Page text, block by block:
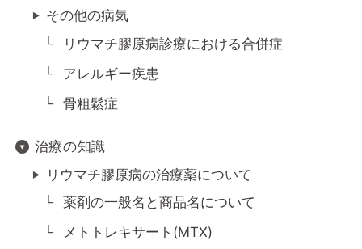
その他の病気
リウマチ膠原病診療における合併症
アレルギー疾患
骨粗鬆症
治療の知識
リウマチ膠原病の治療薬について
薬剤の一般名と商品名について
メトトレキサート(MTX)